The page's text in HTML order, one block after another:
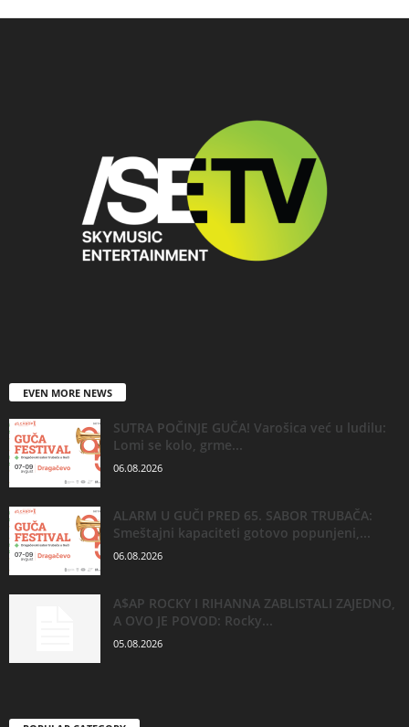
EVEN MORE NEWS
SUTRA POČINJE GUČA! Varošica već u ludilu:
Lomi se kolo, grme...
06.08.2026
ALARM U GUČI PRED 65. SABOR TRUBAČA:
Smeštajni kapaciteti gotovo popunjeni,...
06.08.2026
A$AP ROCKY I RIHANNA ZABLISTALI ZAJEDNO,
A OVO JE POVOD: Rocky...
05.08.2026